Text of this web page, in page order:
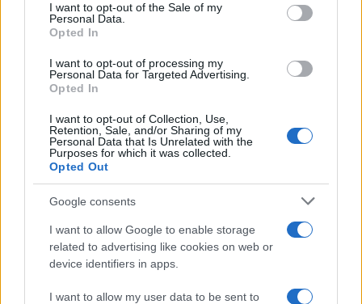
I want to opt-out of the Sale of my
Personal Data.
Opted In
I want to opt-out of processing my
Personal Data for Targeted Advertising.
Opted In
I want to opt-out of Collection, Use,
Retention, Sale, and/or Sharing of my
Personal Data that Is Unrelated with the
Purposes for which it was collected.
Opted Out
Google consents
I want to allow Google to enable storage
related to advertising like cookies on web or
device identifiers in apps.
I want to allow my user data to be sent to
ειπώθηκε για ενστάσεις και
Κεφαλίδου για διευθυντές
εκπαίδευσης: Παραλήφθηκαν
εμφανώς μετρήσιμες μονάδες
Σχολεία: Μπέρδεμα με τα διπλά
μόρια για εκπαιδευτικούς – Η
ανακοίνωση της ΟΛΜΕ